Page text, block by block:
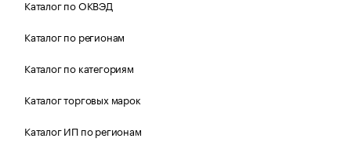
Каталог по ОКВЭД
Каталог по регионам
Каталог по категориям
Каталог торговых марок
Каталог ИП по регионам